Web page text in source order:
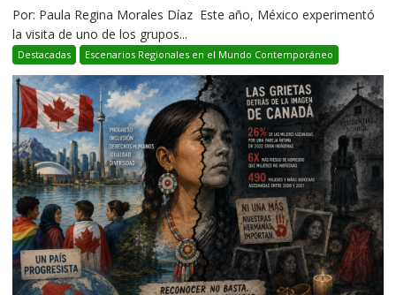
Por: Paula Regina Morales Díaz Este año, México experimentó
la visita de uno de los grupos...
Destacadas Escenarios Regionales en el Mundo Contemporáneo